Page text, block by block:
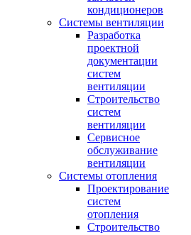
кондиционеров
Системы вентиляции
Разработка
проектной
документации
систем
вентиляции
Строительство
систем
вентиляции
Сервисное
обслуживание
вентиляции
Системы отопления
Проектирование
систем
отопления
Строительство